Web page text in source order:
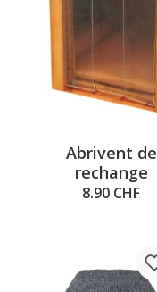
Abrivent de
rechange
8.90 CHF